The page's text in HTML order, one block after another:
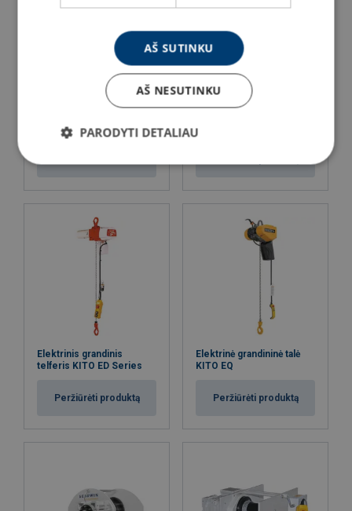
STAR
Elektrinis grandinis
telferis KITO ED Series
Peržiūrėti produktą
Elektrinė grandininė talė
KITO EQ
Peržiūrėti produktą
AŠ SUTINKU
AŠ NESUTINKU
PARODYTI DETALIAU